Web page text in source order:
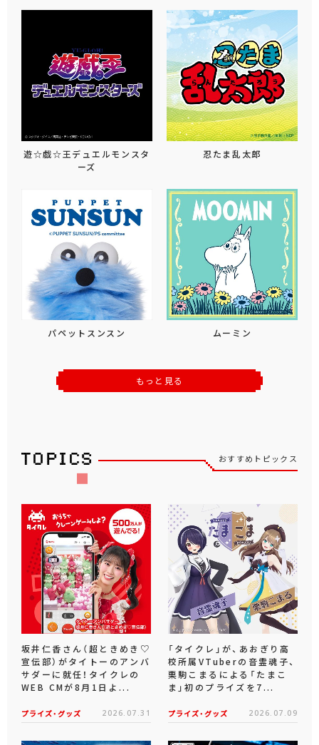
遊☆戯☆王デュエルモンスタ
ーズ
忍たま乱太郎
パペットスンスン ムーミン
もっと見る
おすすめトピックス
坂井仁香さん（超ときめき♡
宣伝部）がタイトーのアンバ
サダーに就任！タイクレの
WEB CMが8月1日よ...
プライズ・グッズ 2026.07.31
「タイクレ」が、あおぎり高
校所属VTuberの音霊魂子、
栗駒こまるによる「たまこ
ま」初のプライズを7...
プライズ・グッズ 2026.07.09